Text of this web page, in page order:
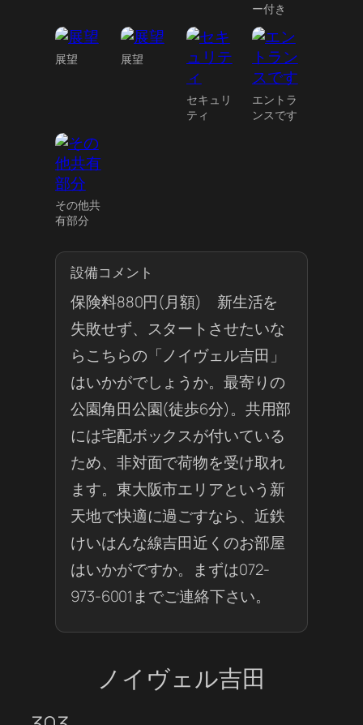
ー付き
展望 展望
セキュリ
ティ
エントラ
ンスです
その他共
有部分
設備コメント
保険料880円(月額) 新生活を
失敗せず、スタートさせたいな
らこちらの「ノイヴェル吉田」
はいかがでしょうか。最寄りの
公園角田公園(徒歩6分)。共用部
には宅配ボックスが付いている
ため、非対面で荷物を受け取れ
ます。東大阪市エリアという新
天地で快適に過ごすなら、近鉄
けいはんな線吉田近くのお部屋
はいかがですか。まずは072-
973-6001までご連絡下さい。
ノイヴェル吉田